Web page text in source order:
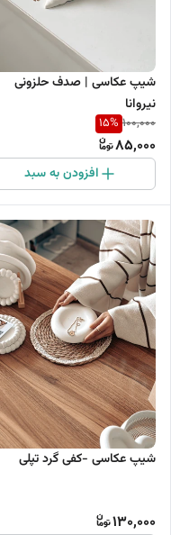
شیپ عکاسی | صدف حلزونی
نیروانا
100,000
15%
85,000
افزودن به سبد
شیپ عکاسی -کفی گرد تپلی
130,000